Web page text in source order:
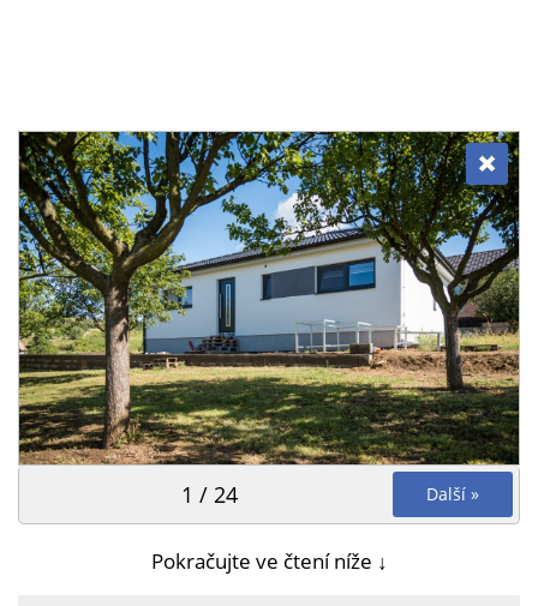
Další »
1 / 24
Pokračujte ve čtení níže ↓